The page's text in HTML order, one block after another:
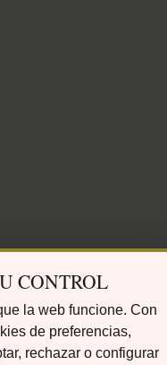
CONTROL
la web funcione. Con
de preferencias,
rechazar o configurar